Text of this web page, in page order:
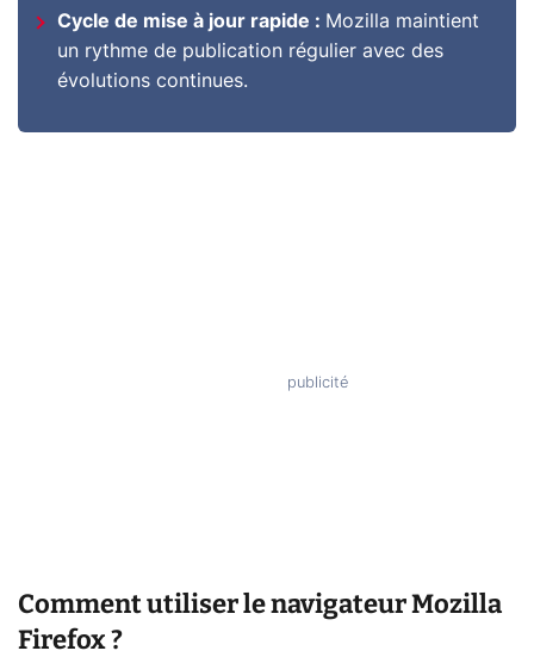
Cycle de mise à jour rapide : Mozilla maintient
un rythme de publication régulier avec des
évolutions continues.
Comment utiliser le navigateur Mozilla
Firefox ?